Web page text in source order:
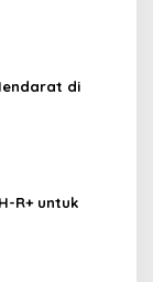
di
R+ untuk